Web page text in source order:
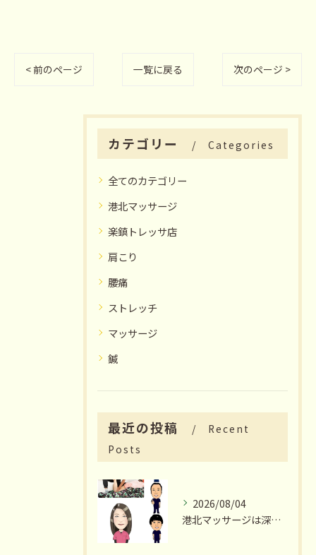
< 前のページ 一覧に戻る 次のページ >
カテゴリー Categories
全てのカテゴリー
港北マッサージ
楽鎮トレッサ店
肩こり
腰痛
ストレッチ
マッサージ
鍼
最近の投稿
Recent
Posts
2026/08/04
港北マッサージは深夜23時まで営業いたします